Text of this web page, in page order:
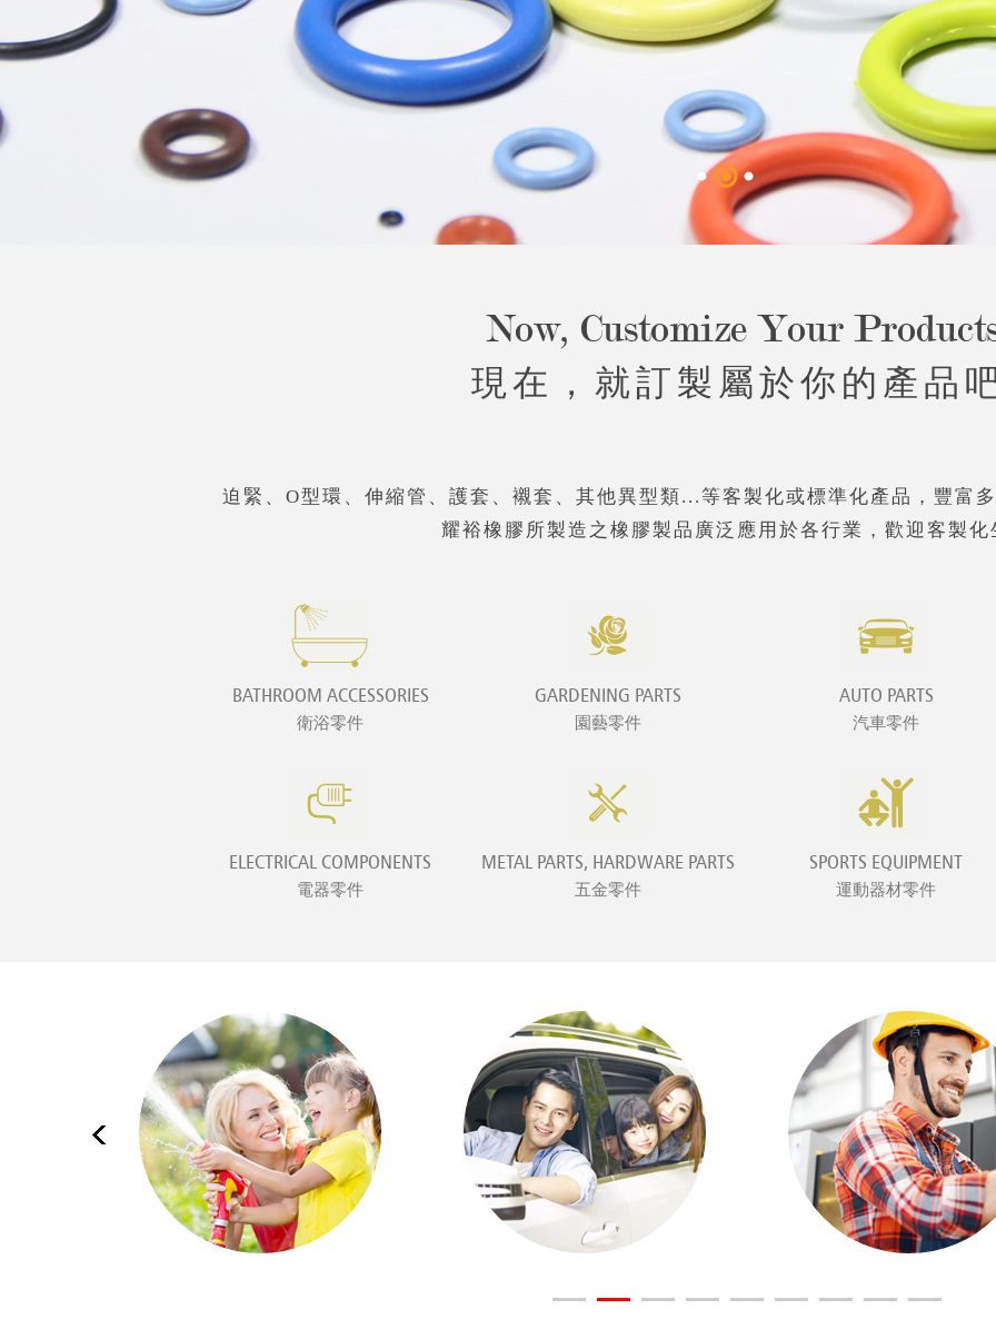
Now, Customize Your
現在，就訂製屬於你的產品
迫緊、O型環、伸縮管、護套、襯套、其他異型類...等客製化或標準化產品，豐富
耀裕橡膠所製造之橡膠製品廣泛應用於各行業，歡迎客製化
BATHROOM ACCESSORIES
衛浴零件
GARDENING PARTS
園藝零件
AUTO PARTS
汽車零件
ELECTRICAL COMPONENTS
電器零件
METAL PARTS, HARDWARE PARTS
五金零件
SPORTS EQUIPMENT
運動器材零件